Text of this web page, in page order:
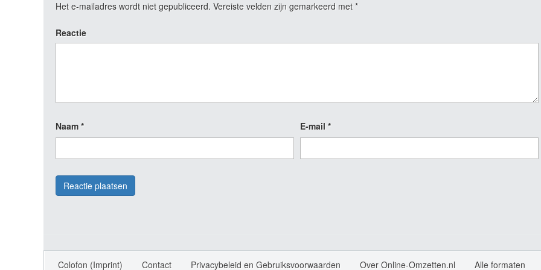
Het e-mailadres wordt niet gepubliceerd. Vereiste velden zijn gemarkeerd met *
Reactie
Naam * E-mail *
Colofon (Imprint) Contact Privacybeleid en Gebruiksvoorwaarden Over Online-Omzetten.nl Alle formaten